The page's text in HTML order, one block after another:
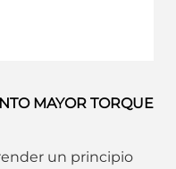
MAYOR TORQUE
un principio